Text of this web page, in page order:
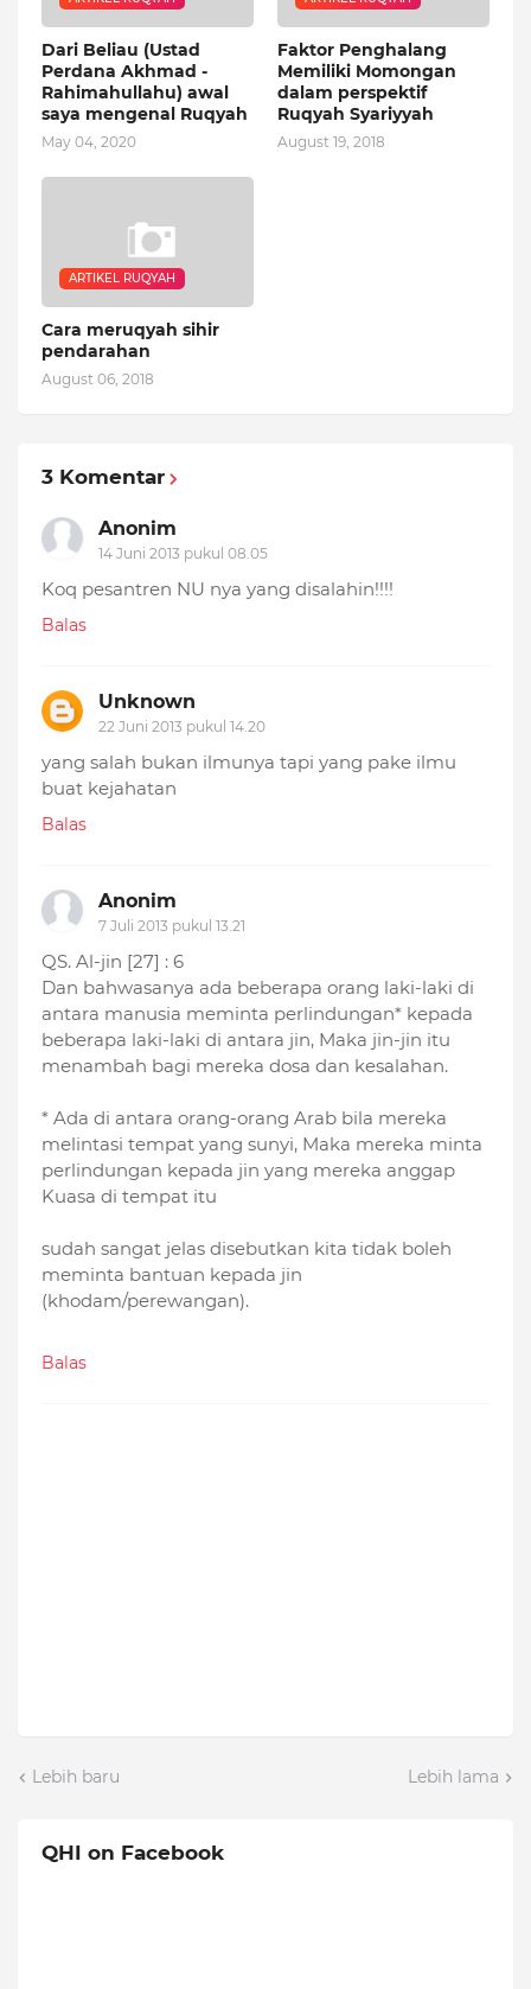
Dari Beliau (Ustad
Perdana Akhmad -
Rahimahullahu) awal
saya mengenal Ruqyah
May 04, 2020
Faktor Penghalang
Memiliki Momongan
dalam perspektif
Ruqyah Syariyyah
August 19, 2018
ARTIKEL RUQYAH
Cara meruqyah sihir
pendarahan
August 06, 2018
3 Komentar
Anonim
14 Juni 2013 pukul 08.05
Koq pesantren NU nya yang disalahin!!!!
Balas
Unknown
22 Juni 2013 pukul 14.20
yang salah bukan ilmunya tapi yang pake ilmu
buat kejahatan
Balas
Anonim
7 Juli 2013 pukul 13.21
QS. Al-jin [27] : 6
Dan bahwasanya ada beberapa orang laki-laki di
antara manusia meminta perlindungan* kepada
beberapa laki-laki di antara jin, Maka jin-jin itu
menambah bagi mereka dosa dan kesalahan.
* Ada di antara orang-orang Arab bila mereka
melintasi tempat yang sunyi, Maka mereka minta
perlindungan kepada jin yang mereka anggap
Kuasa di tempat itu
sudah sangat jelas disebutkan kita tidak boleh
meminta bantuan kepada jin
(khodam/perewangan).
Balas
Lebih baru Lebih lama
QHI on Facebook